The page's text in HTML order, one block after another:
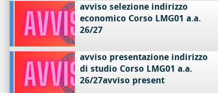
avviso selezione indirizzo
economico Corso LMG01 a.a.
26/27
avviso presentazione indirizzo
di studio Corso LMG01 a.a.
26/27avviso present